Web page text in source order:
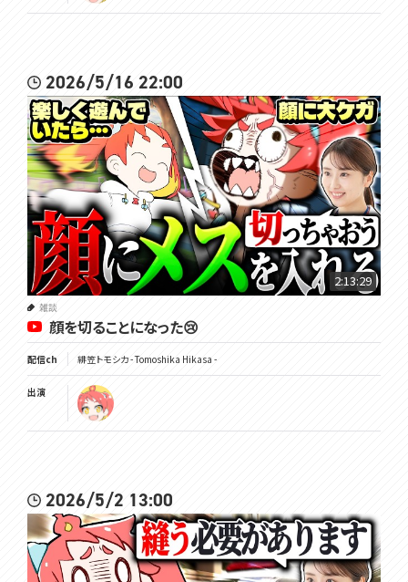
2026/5/16 22:00
2:13:29
雑談
顔を切ることになった😢
配信ch 緋笠トモシカ - Tomoshika Hikasa -
出演
2026/5/2 13:00